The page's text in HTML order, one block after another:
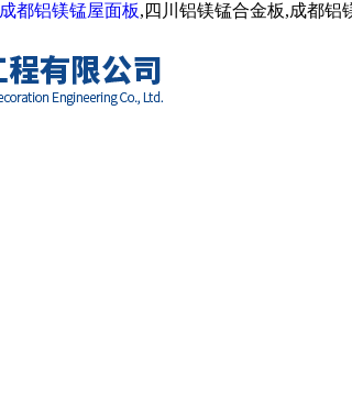
成都铝镁锰屋面板,四川铝镁锰合金板,成都铝